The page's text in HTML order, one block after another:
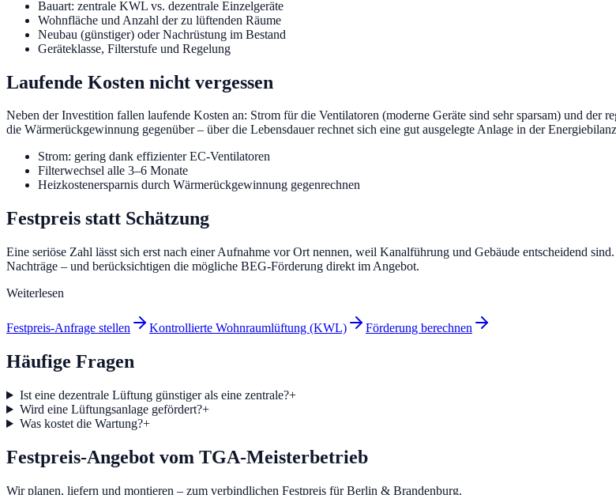
Bauart: zentrale KWL vs. dezentrale Einzelgeräte
Wohnfläche und Anzahl der zu lüftenden Räume
Neubau (günstiger) oder Nachrüstung im Bestand
Geräteklasse, Filterstufe und Regelung
Laufende Kosten nicht vergessen
Neben der Investition fallen laufende Kosten an: Strom für die Ventilatoren (moderne Geräte sind sehr sparsam) und der
die Wärmerückgewinnung gegenüber – über die Lebensdauer rechnet sich eine gut ausgelegte Anlage in der
Strom: gering dank effizienter EC-Ventilatoren
Filterwechsel alle 3–6 Monate
Heizkostenersparnis durch Wärmerückgewinnung gegenrechnen
Festpreis statt Schätzung
Eine seriöse Zahl lässt sich erst nach einer Aufnahme vor Ort nennen, weil Kanalführung und Gebäude entscheidend
Nachträge – und berücksichtigen die mögliche BEG-Förderung direkt im Angebot.
Weiterlesen
Festpreis-Anfrage stellen Kontrollierte Wohnraumlüftung (KWL) Förderung berechnen
Häufige Fragen
Ist eine dezentrale Lüftung günstiger als eine zentrale?+
Wird eine Lüftungsanlage gefördert?+
Was kostet die Wartung?+
Festpreis-Angebot vom TGA-Meisterbetrieb
Wir planen, liefern und montieren – zum verbindlichen Festpreis für Berlin & Brandenburg.